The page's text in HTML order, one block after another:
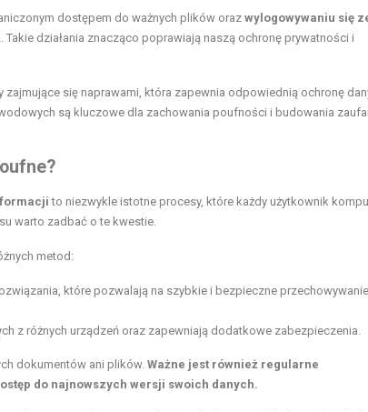
dostępem do ważnych plików orazwylogowywaniu się
Takie działania znacząco poprawiają naszą ochronę prywatności i
zajmujące się naprawami, która zapewnia odpowiednią ochronę
są kluczowe dla zachowania poufności i budowania
to niezwykle istotne procesy, które każdy użytkownik
warto zadbać o te kwestie.
metod:
które pozwalają na szybkie i bezpieczne przechowywanie
z różnych urządzeń oraz zapewniają dodatkowe zabezpieczenia.
dokumentów ani plików. Ważne jest również regularne
do najnowszych wersji swoich danych.